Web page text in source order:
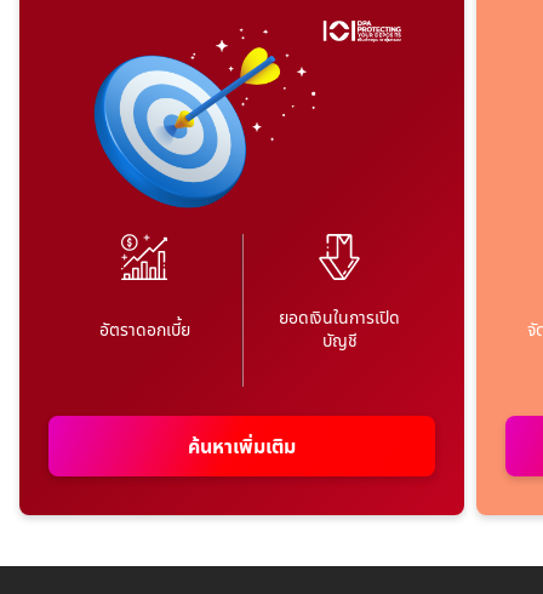
อัตราดอกเบี้ย
ยอดเงินในการเปิด
บัญชี
ค้นหาเพิ่มเติม
จั